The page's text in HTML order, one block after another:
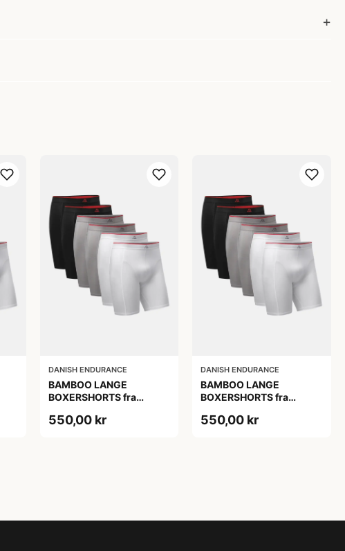
DANISH ENDURANCE
BAMBOO LANGE
BOXERSHORTS fra
Sort/Rød | Grå | Hvid 6-
550,00 kr
DANISH ENDURANCE
BAMBOO LANGE
BOXERSHORTS fra
Sort/Rød | Grå | Hvid 6-
550,00 kr